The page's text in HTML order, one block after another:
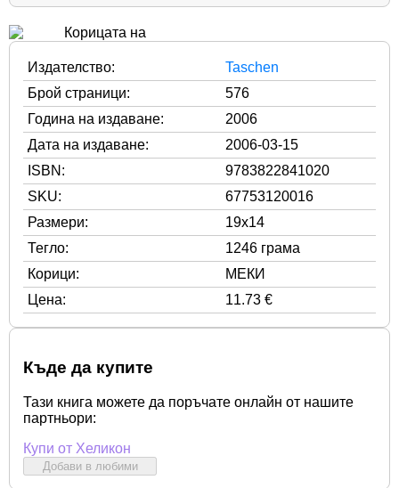
Издателство:
Taschen
Брой страници:
576
Година на издаване:
2006
Дата на издаване:
2006-03-15
ISBN:
9783822841020
SKU:
67753120016
Размери:
19x14
Тегло:
1246 грама
Корици:
МЕКИ
Цена:
11.73 €
Къде да купите
Тази книга можете да поръчате онлайн от нашите
партньори:
Купи от Хеликон
Добави в любими